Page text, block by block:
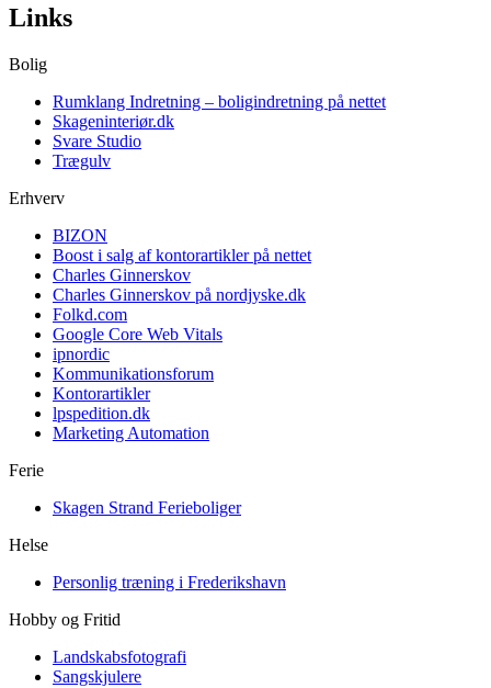
Links
Bolig
Rumklang Indretning – boligindretning på nettet
Skageninteriør.dk
Svare Studio
Trægulv
Erhverv
BIZON
Boost i salg af kontorartikler på nettet
Charles Ginnerskov
Charles Ginnerskov på nordjyske.dk
Folkd.com
Google Core Web Vitals
ipnordic
Kommunikationsforum
Kontorartikler
lpspedition.dk
Marketing Automation
Ferie
Skagen Strand Ferieboliger
Helse
Personlig træning i Frederikshavn
Hobby og Fritid
Landskabsfotografi
Sangskjulere